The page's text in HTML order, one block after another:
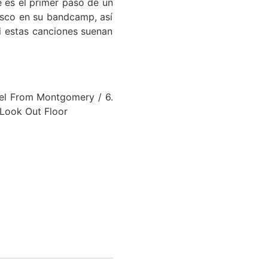
en su bandcamp, así
canciones suenan
From Montgomery / 6.
Out Floor